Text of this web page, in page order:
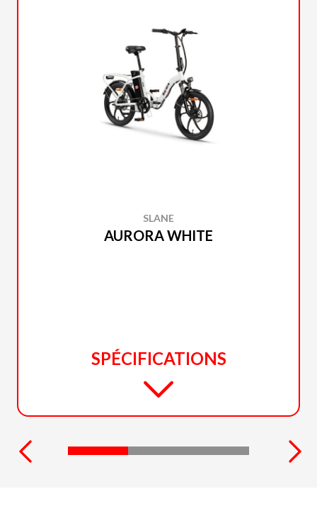
SLANE
AURORA WHITE
SPÉCIFICATIONS